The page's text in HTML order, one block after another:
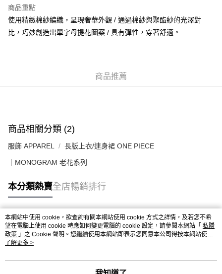
每筆HK$50.00，滿HK$499.00或以上免運費
付款後順豐合作便利店
每筆HK$50.00，滿HK$499.00或以上免運費
商品重點
使用精緻棉紗編織，呈現奢華外觀 / 通過棉紗與聚酯紗的光澤對
比，巧妙創造出單字母提花圖案 / 具有彈性，穿著舒適。
商品推薦
商品相關分類 (2)
服飾 APPAREL 長版上衣/連身裙 ONE PIECE
｜MONOGRAM 老花系列
本分類熱賣全店暢銷排行
熱門標籤
熱銷排行
本網站中使用 cookie，欲查詢有關本網站使用 cookie 方式之詳情，及若您不希
望在電腦上使用 cookie 時應如何變更電腦的 cookie 設定，請參閱本網站「 私隱
政策 」之 Cookie 聲明。您繼續使用本網站即表示您同意本公司得按本網站使用
條款之 Cookie 聲明使用 cookie。
了解更多 >